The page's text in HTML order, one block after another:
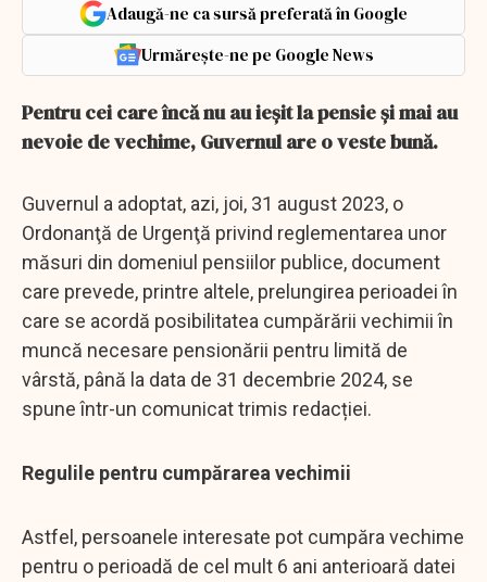
Adaugă-ne ca sursă preferată în Google
Urmărește-ne pe Google News
Pentru cei care încă nu au ieșit la pensie și mai au
nevoie de vechime, Guvernul are o veste bună.
Guvernul a adoptat, azi, joi, 31 august 2023, o
Ordonanţă de Urgenţă privind reglementarea unor
măsuri din domeniul pensiilor publice, document
care prevede, printre altele, prelungirea perioadei în
care se acordă posibilitatea cumpărării vechimii în
muncă necesare pensionării pentru limită de
vârstă, până la data de 31 decembrie 2024, se
spune într-un comunicat trimis redacției.
Regulile pentru cumpărarea vechimii
Astfel, persoanele interesate pot cumpăra vechime
pentru o perioadă de cel mult 6 ani anterioară datei